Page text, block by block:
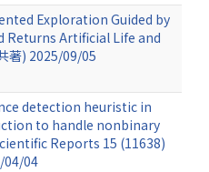
Exploration Guided by
Returns Artificial Life and
著) 2025/09/05
detection heuristic in
to handle nonbinary
Reports 15 (11638)
04/04